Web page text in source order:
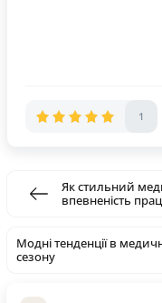
1
Як стильний
впевненість
Модні тенденції в
сезону